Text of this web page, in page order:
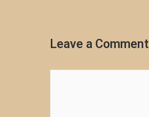
Leave a Comment